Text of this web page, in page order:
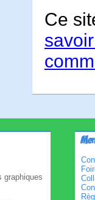
Ce
graphiques